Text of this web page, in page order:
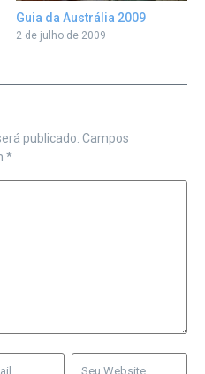
Guia da Austrália 2009
2 de julho de 2009
publicado. Campos
*